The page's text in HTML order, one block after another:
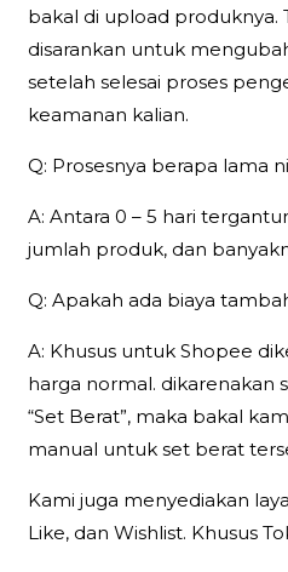
bakal di upload produknya.
disarankan untuk
setelah selesai proses
keamanan kalian.
Q: Prosesnya berapa lama
A: Antara 0 – 5 hari
jumlah produk, dan
Q: Apakah ada biaya
A: Khusus untuk Shopee
harga normal. dikarenakan
“Set Berat”, maka bakal
manual untuk set berat
Kami juga menyediakan
Like, dan Wishlist. Khusus